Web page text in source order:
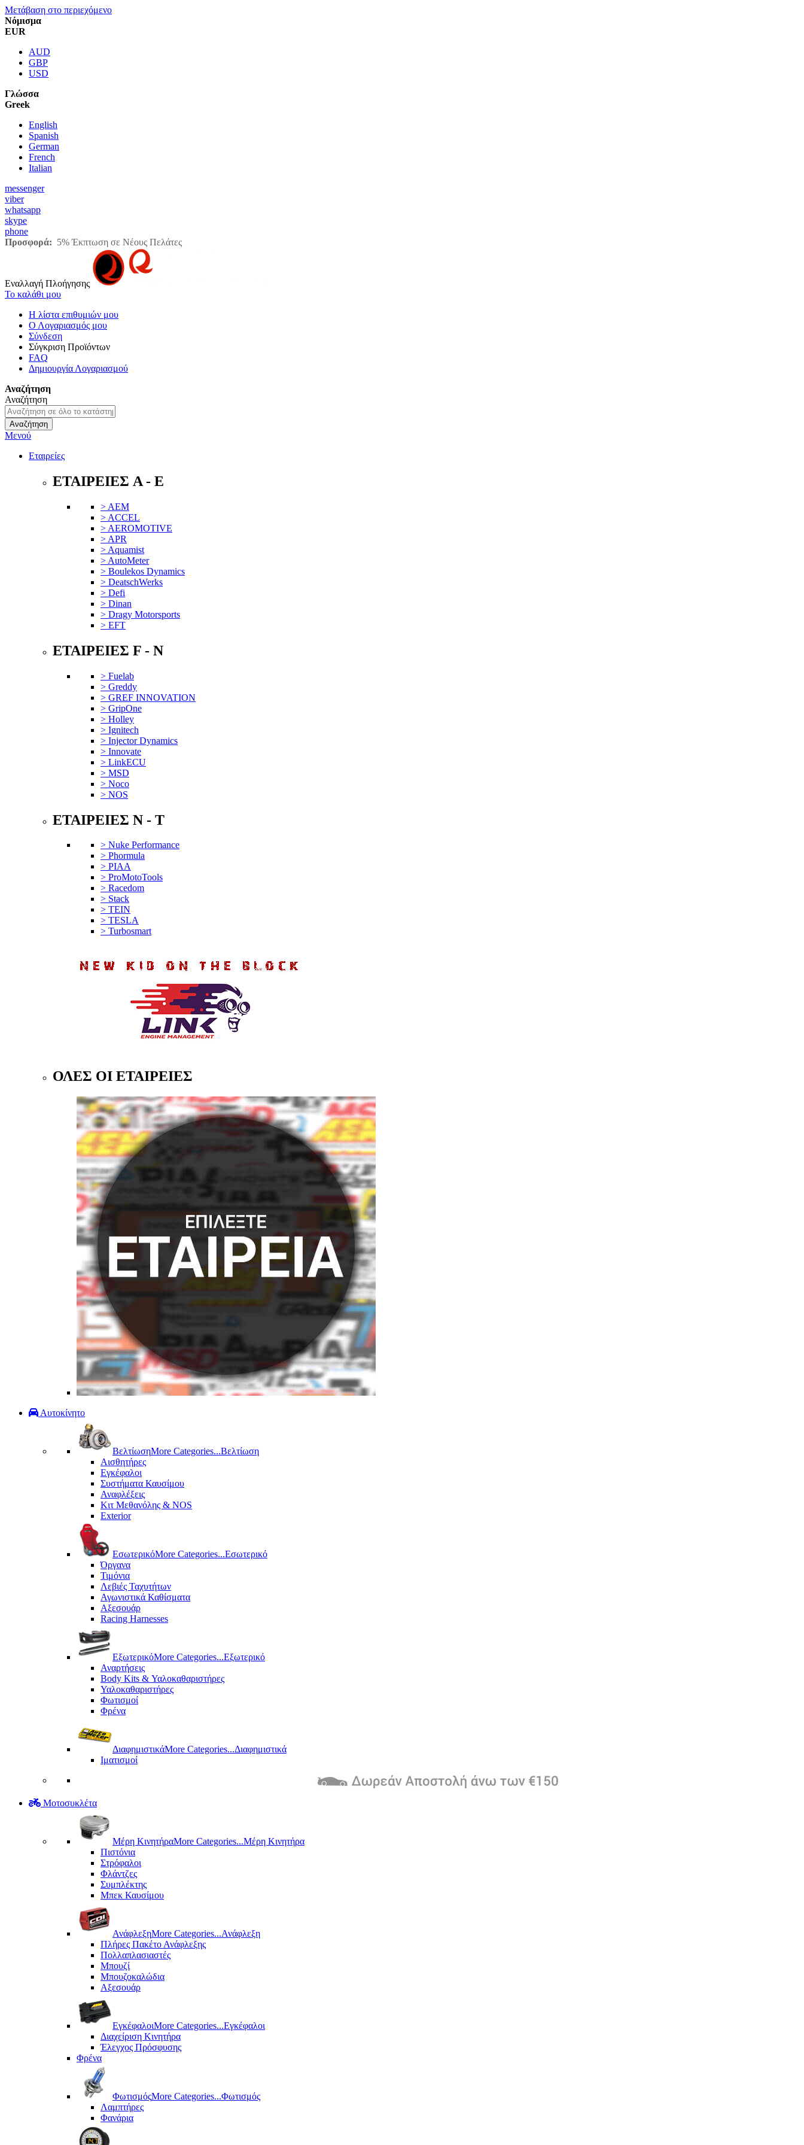
Μετάβαση στο περιεχόμενο
Νόμισμα
EUR
AUD
GBP
USD
Γλώσσα
Greek
English
Spanish
German
French
Italian
messenger
viber
whatsapp
skype
phone
Προσφορά: 5% Έκπτωση σε Νέους Πελάτες
Εναλλαγή Πλοήγησης
Το καλάθι μου
Η λίστα επιθυμιών μου
Ο Λογαριασμός μου
Σύνδεση
Σύγκριση Προϊόντων
FAQ
Δημιουργία Λογαριασμού
Αναζήτηση
Αναζήτηση
Αναζήτηση
Μενού
Εταιρείες
ΕΤΑΙΡΕΙΕΣ A - E
> AEM
> ACCEL
> AEROMOTIVE
> APR
> Aquamist
> AutoMeter
> Boulekos Dynamics
> DeatschWerks
> Defi
> Dinan
> Dragy Motorsports
> EFT
ΕΤΑΙΡΕΙΕΣ F - N
> Fuelab
> Greddy
> GREF INNOVATION
> GripOne
> Holley
> Ignitech
> Injector Dynamics
> Innovate
> LinkECU
> MSD
> Noco
> NOS
ΕΤΑΙΡΕΙΕΣ N - T
> Nuke Performance
> Phormula
> PIAA
> ProMotoTools
> Racedom
> Stack
> TEIN
> TESLA
> Turbosmart
ΟΛΕΣ ΟΙ ΕΤΑΙΡΕΙΕΣ
Αυτοκίνητο
ΒελτίωσηMore Categories...Βελτίωση
Αισθητήρες
Εγκέφαλοι
Συστήματα Καυσίμου
Αναφλέξεις
Κιτ Μεθανόλης & ΝΟS
Exterior
ΕσωτερικόMore Categories...Εσωτερικό
Όργανα
Τιμόνια
Λεβιές Ταχυτήτων
Αγωνιστικά Καθίσματα
Αξεσουάρ
Racing Harnesses
ΕξωτερικόMore Categories...Εξωτερικό
Αναρτήσεις
Body Kits & Υαλοκαθαριστήρες
Υαλοκαθαριστήρες
Φωτισμοί
Φρένα
ΔιαφημιστικάMore Categories...Διαφημιστικά
Ιματισμοί
Μοτοσυκλέτα
Μέρη KινητήραMore Categories...Μέρη Kινητήρα
Πιστόνια
Στρόφαλοι
Φλάντζες
Συμπλέκτης
Μπεκ Καυσίμου
ΑνάφλεξηMore Categories...Ανάφλεξη
Πλήρες Πακέτο Ανάφλεξης
Πολλαπλασιαστές
Μπουζί
Μπουζοκαλώδια
Αξεσουάρ
ΕγκέφαλοιMore Categories...Εγκέφαλοι
Διαχείριση Κινητήρα
Έλεγχος Πρόσφυσης
Φρένα
ΦωτισμόςMore Categories...Φωτισμός
Λαμπτήρες
Φανάρια